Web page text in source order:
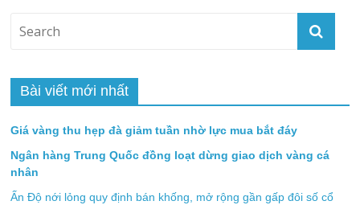
Bài viết mới nhất
Giá vàng thu hẹp đà giảm tuần nhờ lực mua bắt đáy
Ngân hàng Trung Quốc đồng loạt dừng giao dịch vàng cá
nhân
Ấn Độ nới lỏng quy định bán khống, mở rộng gần gấp đôi số cổ